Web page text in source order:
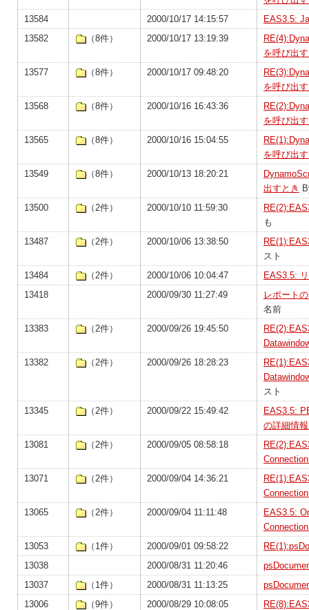
13584
2000/10/17 14:15:57
EAS3.5:
13582
（8件） 2000/10/17 13:19:39
を呼び出
13577
（8件） 2000/10/17 09:48:20
を呼び出
13568
（8件） 2000/10/16 16:43:36
を呼び出
13565
（8件） 2000/10/16 15:04:55
を呼び出
13549
（8件） 2000/10/13 18:20:21
出すとき
13500
（2件） 2000/10/10 11:59:30
も
13487
（2件） 2000/10/06 13:38:50
スト
13484
（2件） 2000/10/06 10:04:47
EAS3.5:
13418
2000/09/30 11:27:49
レポート
名前
13383
（2件） 2000/09/26 19:45:50
13382
（2件） 2000/09/26 18:28:23
スト
13345
（2件） 2000/09/22 15:49:42
EAS3.5:
の詳細情
13081
（2件） 2000/09/05 08:58:18
13071
（2件） 2000/09/04 14:36:21
13065
（2件） 2000/09/04 11:11:48
EAS3.5:
13053
（1件） 2000/09/01 09:58:22
13038
2000/08/31 11:20:46
13037
（1件） 2000/08/31 11:13:25
13006
（9件） 2000/08/29 10:08:05